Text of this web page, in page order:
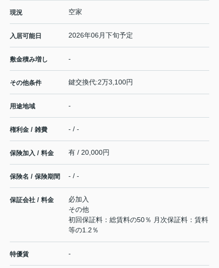
現況 空家
入居可能日 2026年06月下旬予定
敷金積み増し -
その他条件 鍵交換代:2万3,100円
用途地域 -
権利金 / 雑費 - / -
保険加入 / 料金 有 / 20,000円
保険名 / 保険期間 - / -
保証会社 / 料金
必加入
その他
初回保証料：総賃料の50％ 月次保証料：賃料
等の1.2％
特優賃 -